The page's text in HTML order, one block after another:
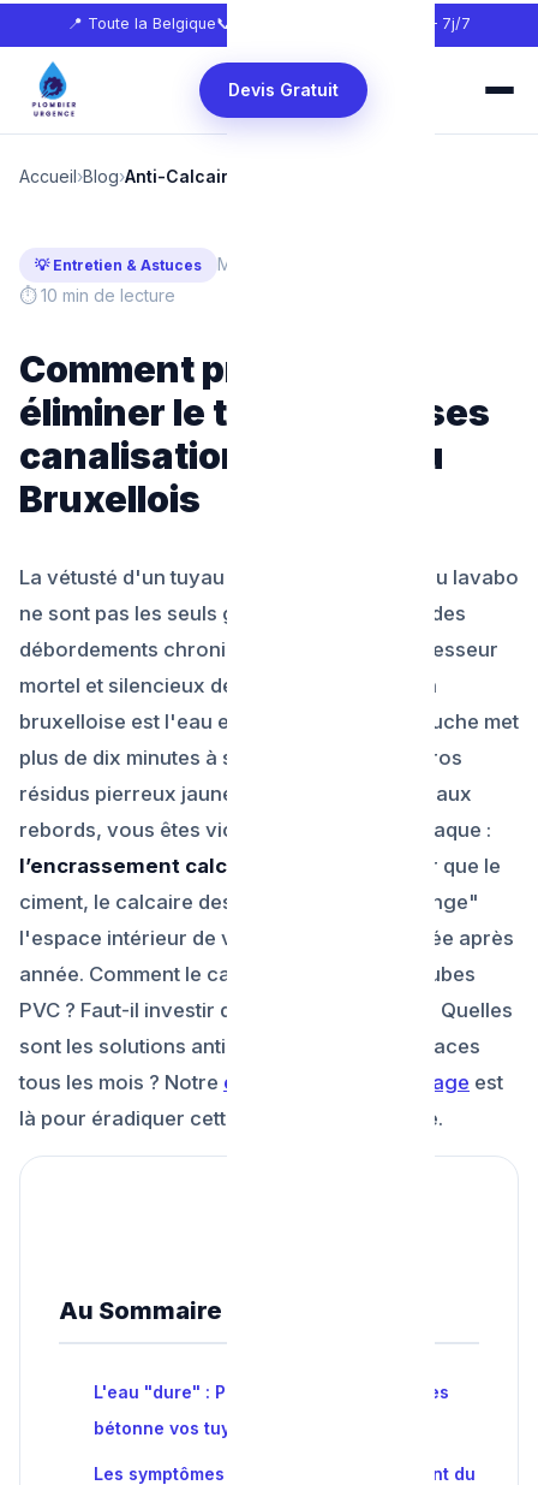
📍 Toute la Belgique📞 🕐 24h/24 — 7j/7
Devis Gratuit
Accueil›Blog›Anti-Calcaire et Canalisations
💡 Entretien & Astuces
Mis à jour : Février 2025
⏱ 10 min de lecture
Comment prévenir et
éliminer le tartre dans ses
canalisations : Le Fléau
Bruxellois
La vétusté d'un tuyau et les cheveux jetés au lavabo
ne sont pas les seuls grands responsables des
débordements chroniques. Le véritable agresseur
mortel et silencieux de plomberie en Région
bruxelloise est l'eau elle-même. Si votre douche met
plus de dix minutes à s'écouler, et que de gros
résidus pierreux jaunes-blanchis se collent aux
rebords, vous êtes victime d'une double attaque :
l’encrassement calcaire intense
. Plus dur que le
ciment, le calcaire des réseaux belges "mange"
l'espace intérieur de vos canalisations année après
année. Comment le calcium pétrifie-t-il les tubes
PVC ? Faut-il investir dans un adoucisseur ? Quelles
sont les solutions anti-tartre naturelles efficaces
tous les mois ? Notre expertise en débouchage est
là pour éradiquer cette "pierre" souterraine.
Au Sommaire :
L'eau "dure" : Pourquoi l'eau de Bruxelles
bétonne vos tuyaux
Les symptômes ultimes d'un entartrement du